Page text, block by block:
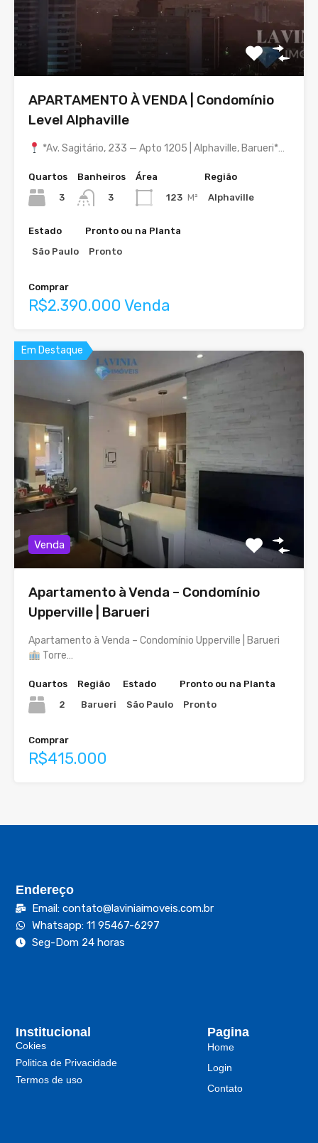
APARTAMENTO À VENDA | Condomínio
Level Alphaville
*Av. Sagitário, 233 — Apto 1205 | Alphaville, Barueri*…
Quartos
3
Banheiros
3
Área
123 M²
Região
Alphaville
Estado
São Paulo
Pronto ou na Planta
Pronto
Comprar
R$2.390.000 Venda
Em Destaque
Venda
Apartamento à Venda – Condomínio
Upperville | Barueri
Apartamento à Venda – Condomínio Upperville | Barueri
Torre…
Quartos
2
Região
Barueri
Estado
São Paulo
Pronto ou na Planta
Pronto
Comprar
R$415.000
Pagina
Home
Login
Contato
Institucional
Cokies
Politica de Privacidade
Termos de uso
Endereço
Email: contato@laviniaimoveis.com.br
Whatsapp: 11 95467-6297
Seg-Dom 24 horas